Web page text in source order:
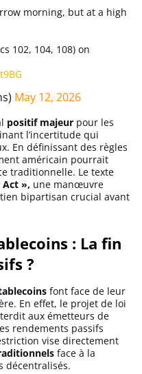
morning, but at a high
102, 104, 108) on
May 12, 2026
positif majeur pour les
l’incertitude qui
En définissant des règles
américain pourrait
traditionnelle. Le texte
», une manœuvre
bipartisan crucial avant
: La fin
?
font face de leur
En effet, le projet de loi
aux émetteurs de
rendements passifs
vise directement
face à la
décentralisés.